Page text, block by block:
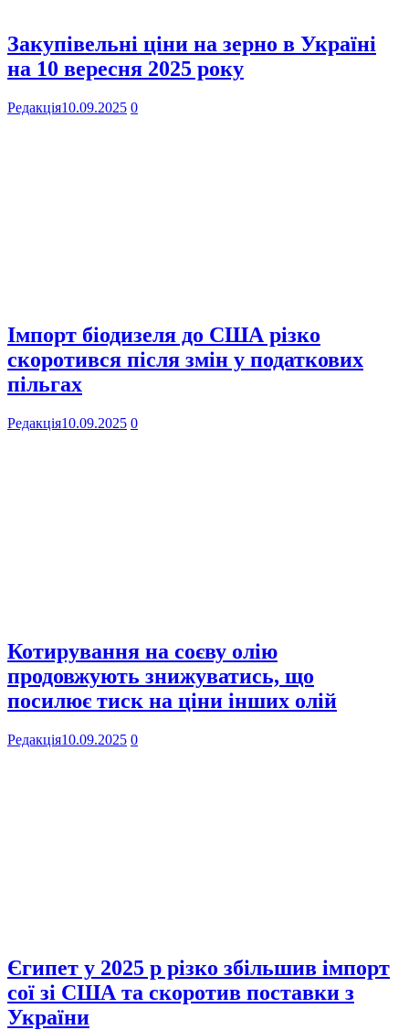
Закупівельні ціни на зерно в Україні
на 10 вересня 2025 року
Редакція10.09.2025 0
Імпорт біодизеля до США різко
скоротився після змін у податкових
пільгах
Редакція10.09.2025 0
Котирування на соєву олію
продовжують знижуватись, що
посилює тиск на ціни інших олій
Редакція10.09.2025 0
Єгипет у 2025 р різко збільшив імпорт
сої зі США та скоротив поставки з
України